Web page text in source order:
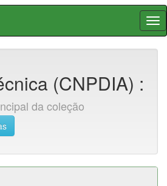
(CNPDIA) :
da coleção